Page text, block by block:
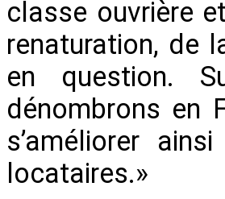
classe ouvrière
renaturation, de
en question.
dénombrons en
s’améliorer
locataires.»